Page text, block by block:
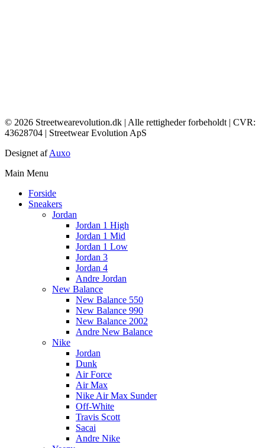
© 2026 Streetwearevolution.dk | Alle rettigheder forbeholdt | CVR:
43628704 | Streetwear Evolution ApS
Designet afAuxo
Main Menu
Forside
Sneakers
Jordan
Jordan 1 High
Jordan 1 Mid
Jordan 1 Low
Jordan 3
Jordan 4
Andre Jordan
New Balance
New Balance 550
New Balance 990
New Balance 2002
Andre New Balance
Nike
Jordan
Dunk
Air Force
Air Max
Nike Air Max Sunder
Off-White
Travis Scott
Sacai
Andre Nike